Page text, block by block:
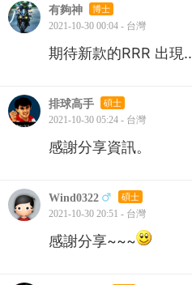
有夠神 博士
2021-10-30 00:04 - 台灣
期待新款的RRR 出現..
排球高手 碩士
2021-10-30 05:24 - 台灣
感謝分享資訊。
Wind0322 碩士
2021-10-30 20:51 - 台灣
感謝分享~~~